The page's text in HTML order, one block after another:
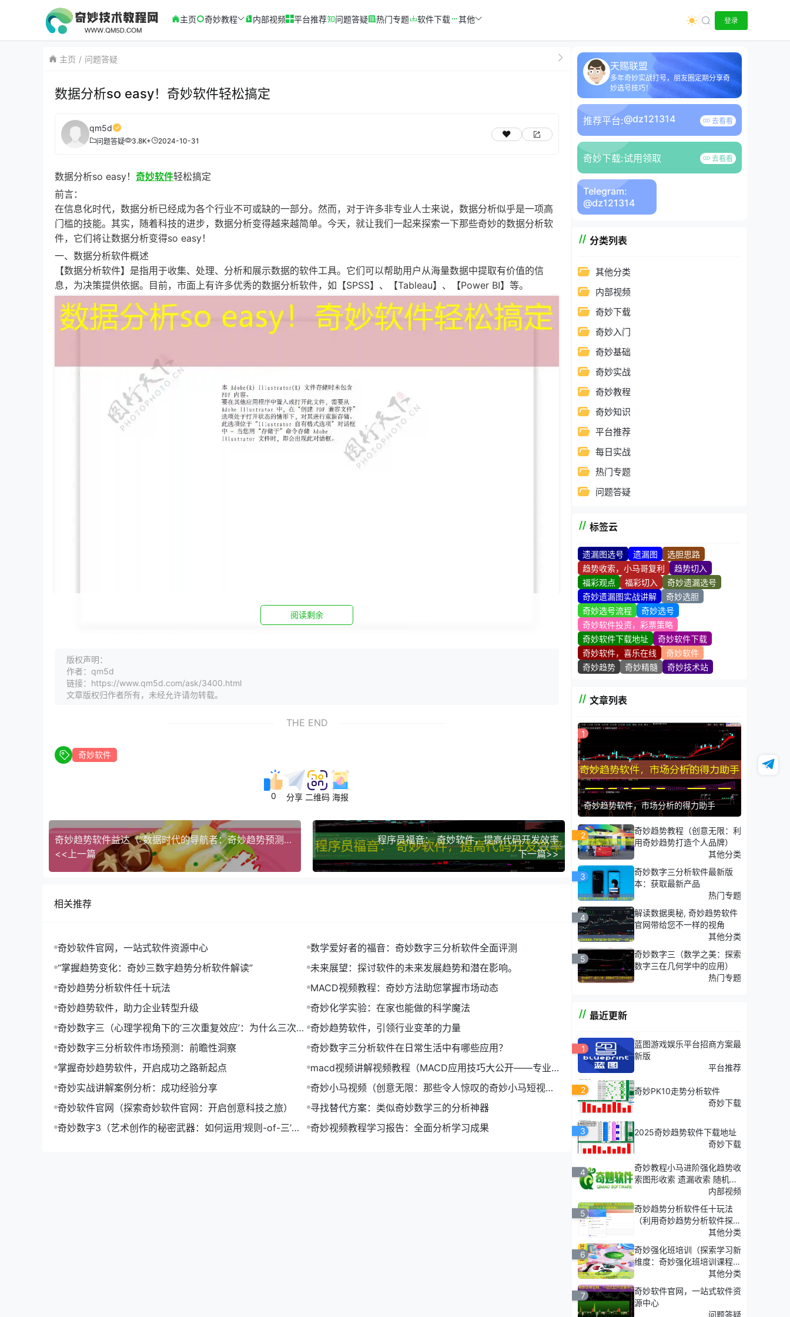
主页 奇妙教程 内部视频 平台推荐 问题答疑 热门专题 软件下载 其他 登录
主页 问题答疑
数据分析so easy！奇妙软件轻松搞定
qm5d
问题答疑 3.8K+ 2024-10-31
数据分析so easy！ 奇妙软件轻松搞定
前言：
在信息化时代，数据分析已经成为各个行业不可或缺的一部分。然而，对于许多非专业人士来说，数据分析似乎是一项高
门槛的技能。其实，随着科技的进步，数据分析变得越来越简单。今天，就让我们一起来探索一下那些奇妙的数据分析软
件，它们将让数据分析变得so easy！
一、数据分析软件概述
【数据分析软件】是指用于收集、处理、分析和展示数据的软件工具。它们可以帮助用户从海量数据中提取有价值的信
息，为决策提供依据。目前，市面上有许多优秀的数据分析软件，如【SPSS】、【Tableau】、【Power BI】等。
二、奇妙软件轻松搞定数据分析
1. **SPSS**
SPSS（Statistical Package for the Social Sciences）是一款广泛应用于社会科学领域的统计分析软件。它具有强大的
- **数据录入与管理**：SPSS提供方便的数据录入和管理功能，用户可以轻松地将数据录入到软件中，并进行相应的管
- **数据转换与分析**：SPSS支持多种数据转换和分析方法，如描述性统计、推断性统计、相关性分析等。
- **图表展示**：SPSS能够生成各种图表，如柱状图、饼图、散点图等，直观地展示数据分析结果。
Tableau是一款可视化数据分析工具，它将复杂的数据转化为直观的图表，让用户轻松理解数据背后的故事。
- **数据可视化**：Tableau提供丰富的可视化图表，如地图、仪表盘、漏斗图等，用户可以根据需求选择合适的图表类
型。
- **交互式分析**：Tableau支持交互式分析，用户可以通过拖拽、筛选等操作，深入了解数据。
3. **Power BI**
- **数据集成**：Power BI支持多种数据源，如SQL Server、Excel、SharePoint等，用户可以方便地集成数据。
三、案例分析
以一家电商企业为例，该企业通过使用【Tableau】进行数据分析，发现以下问题：
- **产品销售不平衡**：分析产品销售数据，发现某些产品销售较好，而其他产品销售较差。
- **地区差异明显**：分析不同地区的销售数据，发现某些地区的销售情况较好，而其他地区销售较差。
针对以上问题，企业采取了以下措施：
- **调整产品策略**：针对销售较差的产品，进行改进或淘汰，提高整体销售业绩。
- **地区差异化营销**：针对不同地区的销售情况，制定差异化的营销策略。
通过数据分析，企业成功提高了转化率、优化了产品结构和提升了销售业绩。
总结：
和Power BI等奇妙软件，它们将帮助您轻松搞定数据分析，为您的决策提供有力支持。
阅读剩余
版权声明：
作者：qm5d
链接：https://www.qm5d.com/ask/3400.html
文章版权归作者所有，未经允许请勿转载。
THE END
奇妙软件
0 分享 二维码 海报
奇妙趋势软件益达（“数据时代的导航者：奇妙趋势预测软件益达的应用与价值”）
<<上一篇
程序员福音： 奇妙软件，提高代码开发效率
下一篇>>
相关推荐
奇妙软件官网，一站式软件资源中心
数学爱好者的福音：奇妙数字三分析软件全面评测
“掌握趋势变化：奇妙三数字趋势分析软件解读”
未来展望：探讨软件的未来发展趋势和潜在影响。
奇妙趋势分析软件任十玩法
MACD视频教程：奇妙方法助您掌握市场动态
奇妙趋势软件，助力企业转型升级
奇妙化学实验：在家也能做的科学魔法
奇妙数字三（心理学视角下的‘三次重复效应’：为什么三次是
形成记忆的关键）
奇妙趋势软件，引领行业变革的力量
奇妙数字三分析软件市场预测：前瞻性洞察
奇妙数字三分析软件在日常生活中有哪些应用？
掌握奇妙趋势软件，开启成功之路新起点
macd视频讲解视频教程（MACD应用技巧大公开——专业
视频教程）
奇妙实战讲解案例分析：成功经验分享
奇妙小马视频（创意无限：那些令人惊叹的奇妙小马短视频
合集）
奇妙软件官网（探索奇妙软件官网：开启创意科技之旅）
寻找替代方案：类似奇妙数学三的分析神器
奇妙数字3（艺术创作的秘密武器：如何运用‘规则-of-三’提
奇妙视频教程学习报告：全面分析学习成果
天赐联盟
多年奇妙实战打号，朋友圈定期分享奇
妙选号技巧！
推荐平台:@dz121314 去看看
奇妙下载:试用领取 去看看
Telegram:
@dz121314
分类列表
其他分类
内部视频
奇妙下载
奇妙入门
奇妙基础
奇妙实战
奇妙教程
奇妙知识
平台推荐
每日实战
热门专题
问题答疑
标签云
遗漏图选号 遗漏图
选胆思路
趋势收索，小马哥复利
趋势切入
福彩观点
福彩切入
奇妙遗漏选号
奇妙遗漏图实战讲解
奇妙选胆
奇妙选号流程
奇妙选号
奇妙软件投资，彩票策略
奇妙软件下载地址
奇妙软件下载
奇妙软件，喜乐在线
奇妙软件
奇妙趋势
奇妙精髓 奇妙技术站
文章列表
1
奇妙趋势软件，市场分析的得力助手
2
奇妙趋势教程（创意无限：利
用奇妙趋势打造个人品牌）
其他分类
3
奇妙数字三分析软件最新版
本：获取最新产品
热门专题
4
解读数据奥秘, 奇妙趋势软件
官网带给您不一样的视角
其他分类
5
奇妙数字三（数学之美：探索
数字三在几何学中的应用）
热门专题
最近更新
1
蓝图游戏娱乐平台招商方案最
新版
平台推荐
2
奇妙PK10走势分析软件
奇妙下载
3
2025奇妙趋势软件下载地址
奇妙下载
4
奇妙教程小马进阶强化趋势收
索图形收索 遗漏收索 随机收
内部视频
5
奇妙趋势分析软件任十玩法
（利用奇妙趋势分析软件探
索'任十玩法'的深度策略）
其他分类
6
奇妙强化班培训（探索学习新
维度：奇妙强化班培训课程介
其他分类
7
奇妙软件官网，一站式软件资
源中心
问题答疑